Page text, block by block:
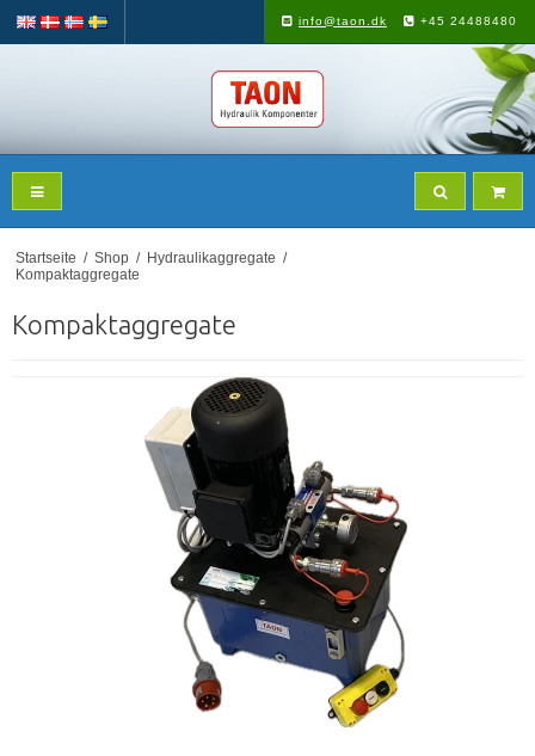
info@taon.dk +45 24488480
Startseite / Shop / Hydraulikaggregate /
Kompaktaggregate
Kompaktaggregate